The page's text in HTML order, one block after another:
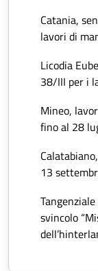
Catania,
lavori di
Licodia
38/III per i
Mineo,
fino al 28
13
svincolo